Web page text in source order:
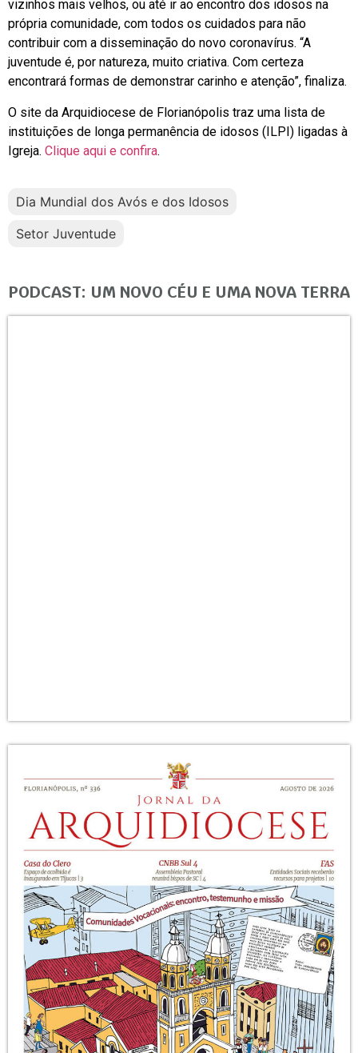
vizinhos mais velhos, ou até ir ao encontro dos idosos na
própria comunidade, com todos os cuidados para não
contribuir com a disseminação do novo coronavírus. “A
juventude é, por natureza, muito criativa. Com certeza
encontrará formas de demonstrar carinho e atenção”, finaliza.
O site da Arquidiocese de Florianópolis traz uma lista de
instituições de longa permanência de idosos (ILPI) ligadas à
Igreja. Clique aqui e confira.
Dia Mundial dos Avós e dos Idosos
Setor Juventude
PODCAST: UM NOVO CÉU E UMA NOVA TERRA